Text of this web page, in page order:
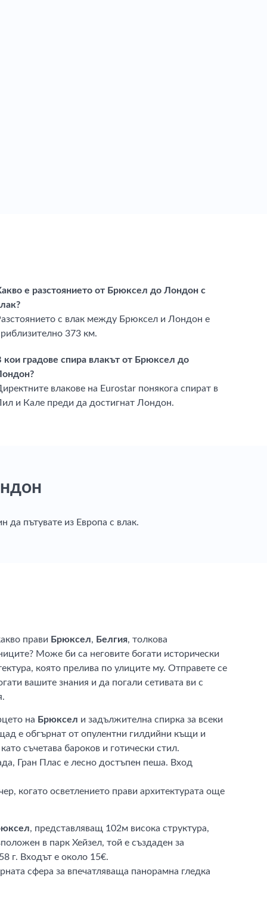
е разстоянието от Брюксел до Лондон с
с влак между Брюксел и Лондон е
373 км.
кои градове спира влакът от Брюксел до
влакове на Eurostar понякога спират в
и Кале преди да достигнат Лондон.
да пътувате из Европа с влак.
прави Брюксел, Белгия, толкова
Може би са неговите богати исторически
която прелива по улиците му. Отправете се
вашите знания и да погали сетивата ви с
на Брюксел и задължителна спирка за всеки
е обгърнат от опулентни гилдийни къщи и
съчетава бароков и готически стил.
Гран Плас е лесно достъпен пеша. Вход
когато осветлението прави архитектурата още
, представляващ 102м висока структура,
в парк Хейзел, той е създаден за
г. Входът е около 15€.
сфера за впечатляваща панорамна гледка